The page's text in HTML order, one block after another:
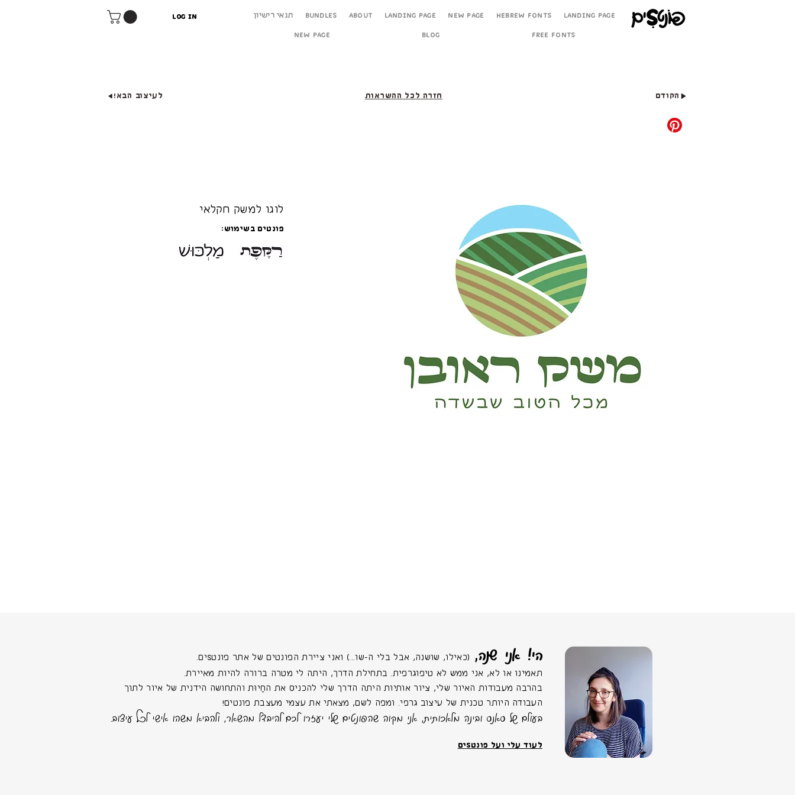
Log In Landing Page
Hebrew Fonts
New Page
Landing Page
About
Bundles תנאי רישיון
Free Fonts
Blog
New Page
לעיצוב הבא!
לוגו למשק חקלאי
פונטים בשימוש:
הקודם חזרה לכל ההשראות
הי! אני שנה,
(כאילו, שושנה, אבל בלי ה-שו...) ואני ציירת הפונטים של אתר פונטSים.
תאמינו או לא, אני ממש לא טיפוגרפית. בתחילת הדרך, היתה לי מטרה ברורה להיות מאיירת.
בהרבה מעבודות האיור שלי, ציור אותיות היתה הדרך שלי להכניס את החַיוּת והתחושה הידנית של איור לתוך
העבודה היותר טכנית של עיצוב גרפי. ומפה לשם, מצאתי את עצמי מעצבת פונטים!
בעולם של סאנס ובינה מלאכותית, אני מקוה שהפונטים שלי יעזרו לכם להיבדל מהשאר, ולהביא משהו אישי לכל עיצוב.
לעוד עלי ועל פונטSים